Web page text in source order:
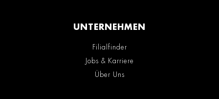
UNTERNEHMEN
Filialfinder
Jobs & Karriere
Über Uns